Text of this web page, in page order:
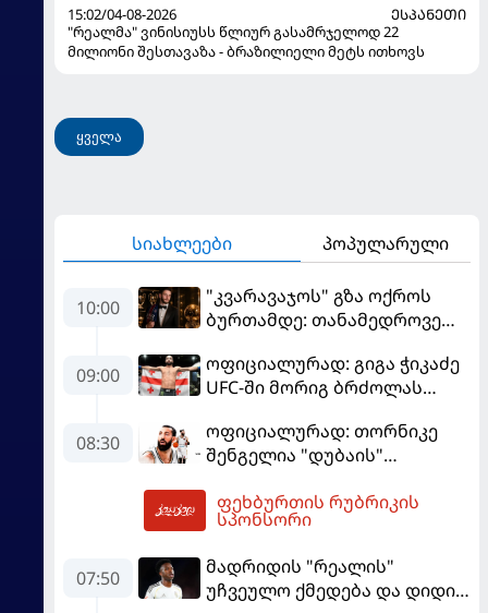
15:02/04-08-2026
ᲔᲡᲞᲐᲜᲔᲗᲘ
"რეალმა" ვინისიუსს წლიურ გასამრჯელოდ 22
მილიონი შესთავაზა - ბრაზილიელი მეტს ითხოვს
ყველა
სიახლეები პოპულარული
10:00
"კვარავაჯოს" გზა ოქროს
ბურთამდე: თანამედროვე
09:00
ოფიციალურად: გიგა ჭიკაძე
UFC-ში მორიგ ბრძოლას
08:30
ოფიციალურად: თორნიკე
შენგელია "დუბაის"
ფეხბურთის რუბრიკის
სპონსორი
07:50
მადრიდის "რეალის"
უჩვეულო ქმედება და დიდი